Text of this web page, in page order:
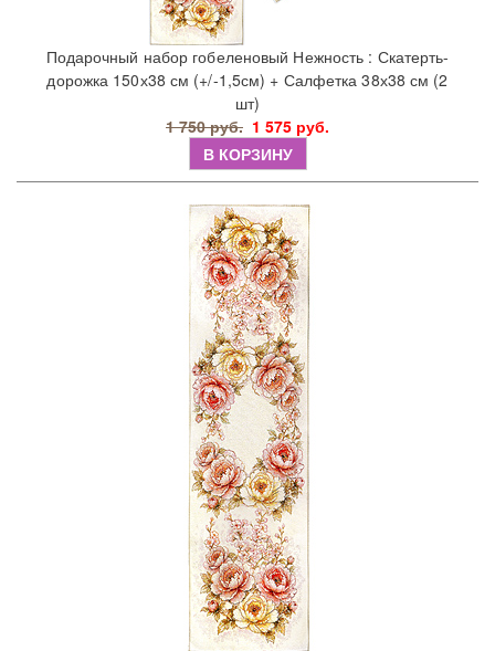
Подарочный набор гобеленовый Нежность : Скатерть-
дорожка 150х38 см (+/-1,5см) + Салфетка 38х38 см (2
шт)
1 750 руб. 1 575 руб.
В КОРЗИНУ